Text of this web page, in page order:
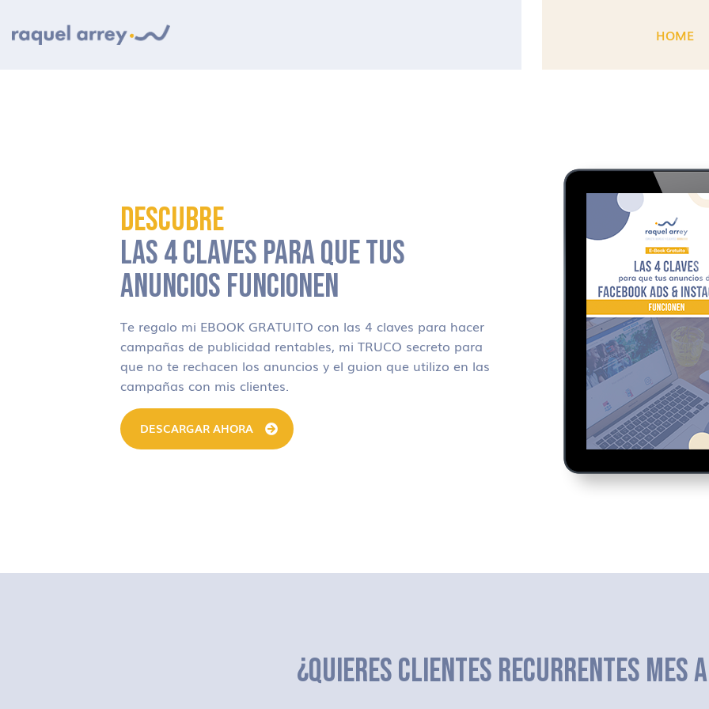
HOME
DESCUBRE
LAS 4 CLAVES PARA QUE TUS
ANUNCIOS FUNCIONEN
Te regalo mi EBOOK GRATUITO con las 4 claves para hacer
campañas de publicidad rentables, mi TRUCO secreto para
que no te rechacen los anuncios y el guion que utilizo en las
campañas con mis clientes.
DESCARGAR AHORA
¿QUIERES CLIENTES RECURRENTES MES